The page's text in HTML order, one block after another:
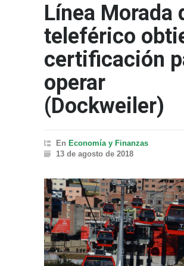
Línea Morada
teleférico
certificación
operar
(Dockweiler)
En Economía y Finanzas
13 de agosto de 2018